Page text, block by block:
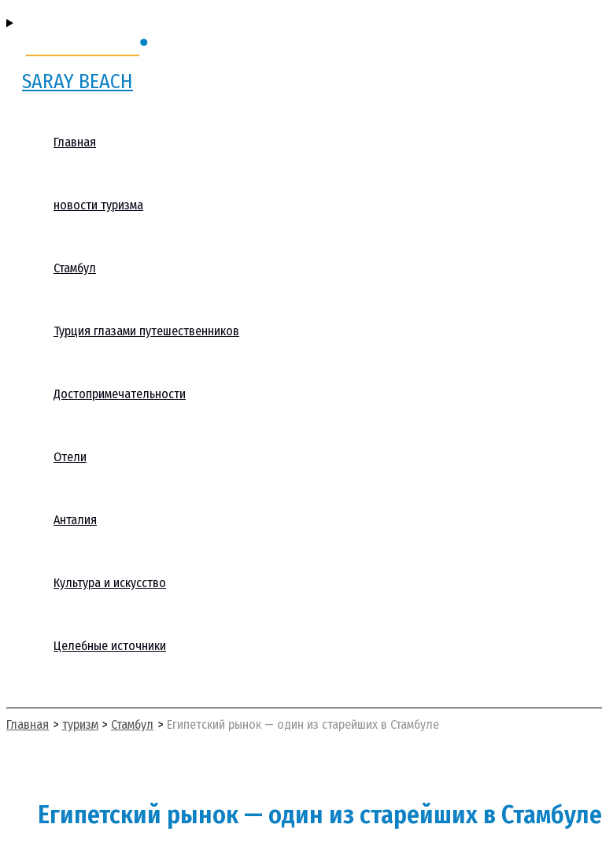
SARAY BEACH
Главная
новости туризма
Стамбул
Турция глазами путешественников
Достопримечательности
Отели
Анталия
Культура и искусство
Целебные источники
Главная туризм Стамбул Египетский рынок — один из старейших в Стамбуле
Египетский рынок — один из старейших в Стамбуле